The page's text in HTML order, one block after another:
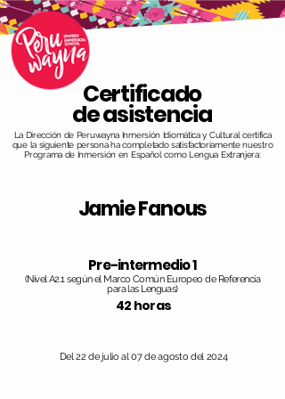
Certificado
de asistencia
La Dirección de Peruwayna Inmersión Idiomática y Cultural certifica
que la siguiente persona ha completado satisfactoriamente nuestro
Programa de Inmersión en Español como Lengua Extranjera:
Jamie Fanous
Pre-intermedio 1
(Nivel A2.1 según el Marco Común Europeo de Referencia
para las Lenguas)
42 horas
Del 22 de julio al 07 de agosto del 2024